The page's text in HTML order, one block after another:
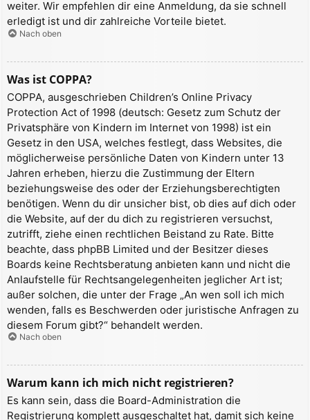
weiter. Wir empfehlen dir eine Anmeldung, da sie schnell
erledigt ist und dir zahlreiche Vorteile bietet.
Nach oben
Was ist COPPA?
COPPA, ausgeschrieben Children’s Online Privacy
Protection Act of 1998 (deutsch: Gesetz zum Schutz der
Privatsphäre von Kindern im Internet von 1998) ist ein
Gesetz in den USA, welches festlegt, dass Websites, die
möglicherweise persönliche Daten von Kindern unter 13
Jahren erheben, hierzu die Zustimmung der Eltern
beziehungsweise des oder der Erziehungsberechtigten
benötigen. Wenn du dir unsicher bist, ob dies auf dich oder
die Website, auf der du dich zu registrieren versuchst,
zutrifft, ziehe einen rechtlichen Beistand zu Rate. Bitte
beachte, dass phpBB Limited und der Besitzer dieses
Boards keine Rechtsberatung anbieten kann und nicht die
Anlaufstelle für Rechtsangelegenheiten jeglicher Art ist;
außer solchen, die unter der Frage „An wen soll ich mich
wenden, falls es Beschwerden oder juristische Anfragen zu
diesem Forum gibt?“ behandelt werden.
Nach oben
Warum kann ich mich nicht registrieren?
Es kann sein, dass die Board-Administration die
Registrierung komplett ausgeschaltet hat, damit sich keine